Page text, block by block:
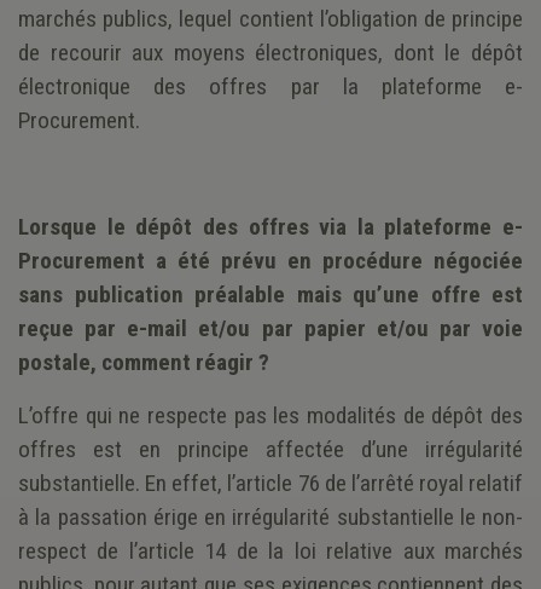
marchés publics, lequel contient l’obligation de principe
de recourir aux moyens électroniques, dont le dépôt
électronique des offres par la plateforme e-
Procurement.
Lorsque le dépôt des offres via la plateforme e-
Procurement a été prévu en procédure négociée
sans publication préalable mais qu’une offre est
reçue par e-mail et/ou par papier et/ou par voie
postale, comment réagir ?
L’offre qui ne respecte pas les modalités de dépôt des
offres est en principe affectée d’une irrégularité
substantielle. En effet, l’article 76 de l’arrêté royal relatif
à la passation érige en irrégularité substantielle le non-
respect de l’article 14 de la loi relative aux marchés